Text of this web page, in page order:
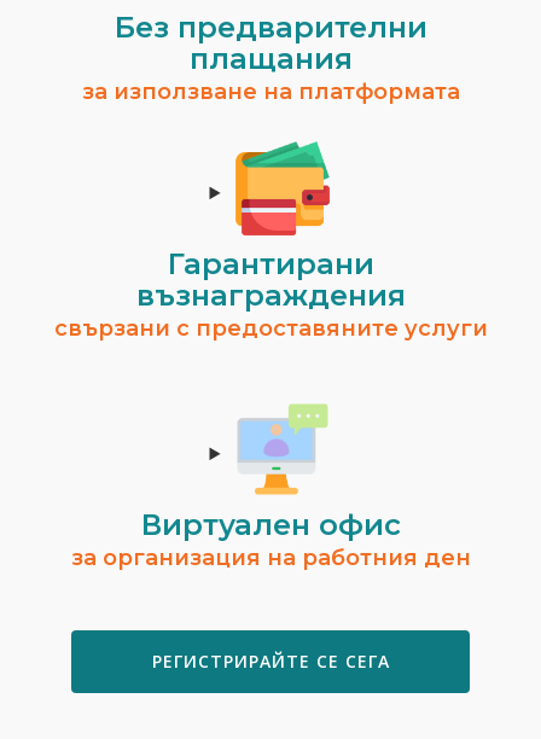
Без предварителни
плащания
за използване на платформата
Гарантирани
възнаграждения
свързани с предоставяните услуги
Виртуален офис
за организация на работния ден
РЕГИСТРИРАЙТЕ СЕ СЕГА